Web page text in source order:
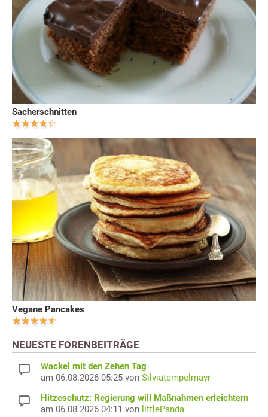
Sacherschnitten
Vegane Pancakes
NEUESTE FORENBEITRÄGE
Wackel mit den Zehen Tag
am 06.08.2026 05:25 von Silviatempelmayr
Hitzeschutz: Regierung will Maßnahmen erleichtern
am 06.08.2026 04:11 von littlePanda